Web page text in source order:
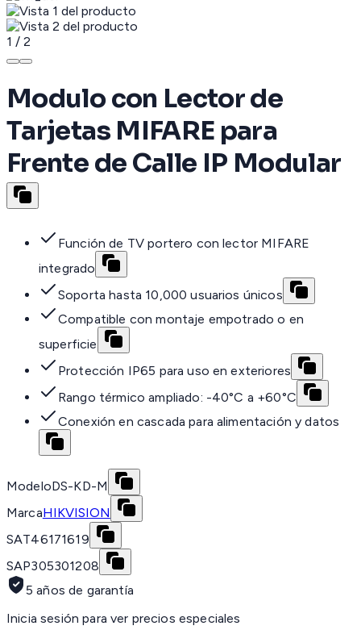
1 / 2
Modulo con Lector de
Tarjetas MIFARE para
Frente de Calle IP Modular
Función de TV portero con lector MIFARE
integrado
Soporta hasta 10,000 usuarios únicos
Compatible con montaje empotrado o en
superficie
Protección IP65 para uso en exteriores
Rango térmico ampliado: -40°C a +60°C
Conexión en cascada para alimentación y datos
ModeloDS-KD-M
MarcaHIKVISION
SAT46171619
SAP305301208
5 años de garantía
Inicia sesión para ver precios especiales